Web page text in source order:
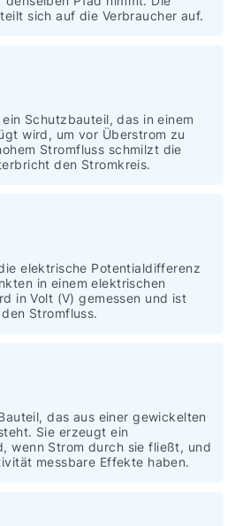
sich auf die Verbraucher auf.
Schutzbauteil, das in einem
wird, um vor Überstrom zu
Stromfluss schmilzt die
den Stromkreis.
elektrische Potentialdifferenz
in einem elektrischen
in Volt (V) gemessen und ist
Stromfluss.
das aus einer gewickelten
Sie erzeugt ein
wenn Strom durch sie fließt, und
messbare Effekte haben.